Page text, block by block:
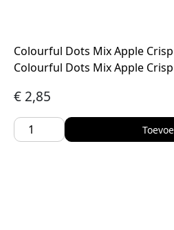
Colourful Dots Mix Apple
Colourful Dots Mix Apple
€ 2,85